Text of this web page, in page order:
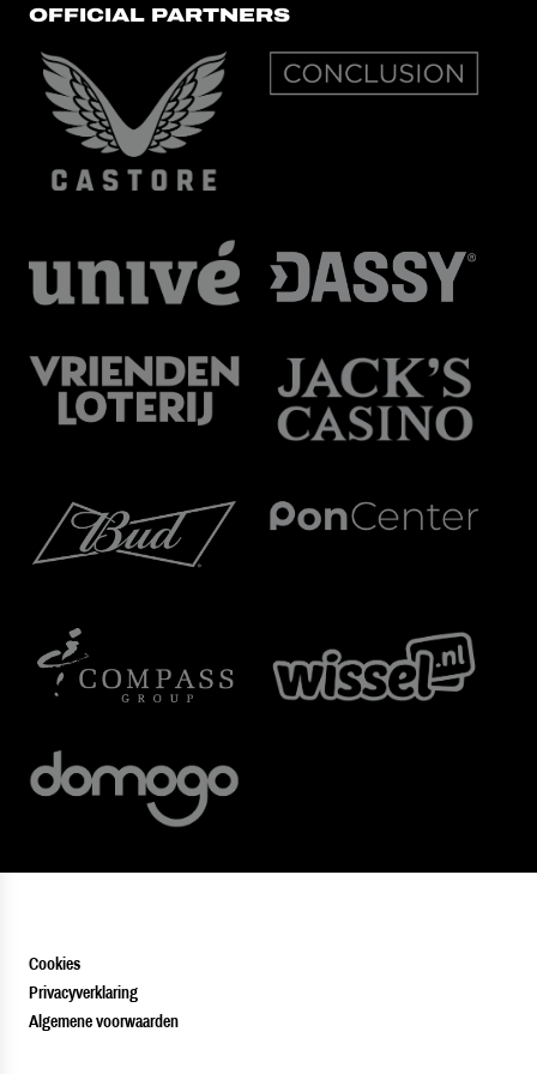
OFFICIAL PARTNERS
Cookies
Privacyverklaring
Algemene voorwaarden